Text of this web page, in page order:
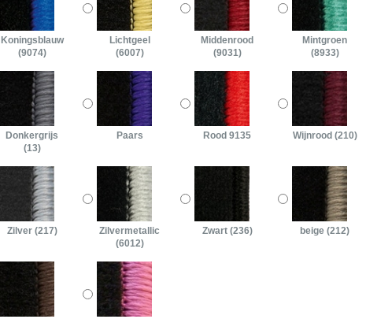
Koningsblauw
(9074)
Lichtgeel
(6007)
Middenrood
(9031)
Mintgroen
(8933)
Donkergrijs
(13)
Paars Rood 9135 Wijnrood (210)
Zilver (217)
Zilvermetallic
(6012)
Zwart (236) beige (212)